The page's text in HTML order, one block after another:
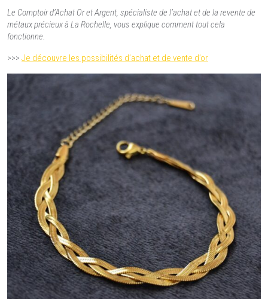
Le Comptoir d’Achat Or et Argent, spécialiste de l’achat et de la revente de
métaux précieux à La Rochelle, vous explique comment tout cela
fonctionne.
>>> Je découvre les possibilités d’achat et de vente d’or